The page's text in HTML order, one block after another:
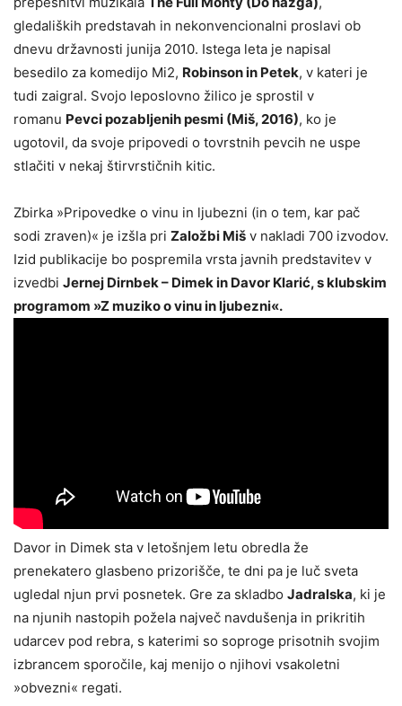
gledaliških predstavah in nekonvencionalni proslavi ob
dnevu državnosti junija 2010. Istega leta je napisal
besedilo za komedijo Mi2, Robinson in Petek, v kateri je
tudi zaigral. Svojo leposlovno žilico je sprostil v
romanu Pevci pozabljenih pesmi (Miš, 2016), ko je
ugotovil, da svoje pripovedi o tovrstnih pevcih ne uspe
stlačiti v nekaj štirvrstičnih kitic.
Zbirka »Pripovedke o vinu in ljubezni (in o tem, kar pač
sodi zraven)« je izšla pri Založbi Miš v nakladi 700 izvodov.
Izid publikacije bo pospremila vrsta javnih predstavitev v
izvedbi Jernej Dirnbek – Dimek in Davor Klarić, s klubskim
programom »Z muziko o vinu in ljubezni«.
Davor in Dimek sta v letošnjem letu obredla že
prenekatero glasbeno prizorišče, te dni pa je luč sveta
ugledal njun prvi posnetek. Gre za skladbo Jadralska, ki je
na njunih nastopih požela največ navdušenja in prikritih
udarcev pod rebra, s katerimi so soproge prisotnih svojim
izbrancem sporočile, kaj menijo o njihovi vsakoletni
»obvezni« regati.